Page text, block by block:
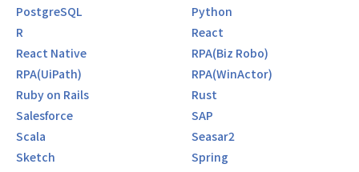
PostgreSQL
Python
R
React
React Native
RPA(Biz Robo)
RPA(UiPath)
RPA(WinActor)
Ruby on Rails
Rust
Salesforce
SAP
Scala
Seasar2
Sketch
Spring